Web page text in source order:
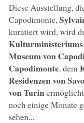
Diese Ausstellung,
Capodimonte,
kuratiert wird, wird
Kulturministeriums
Museum von
Capodimonte, dem
Residenzen von
von Turin
noch einige Monate
sehen...